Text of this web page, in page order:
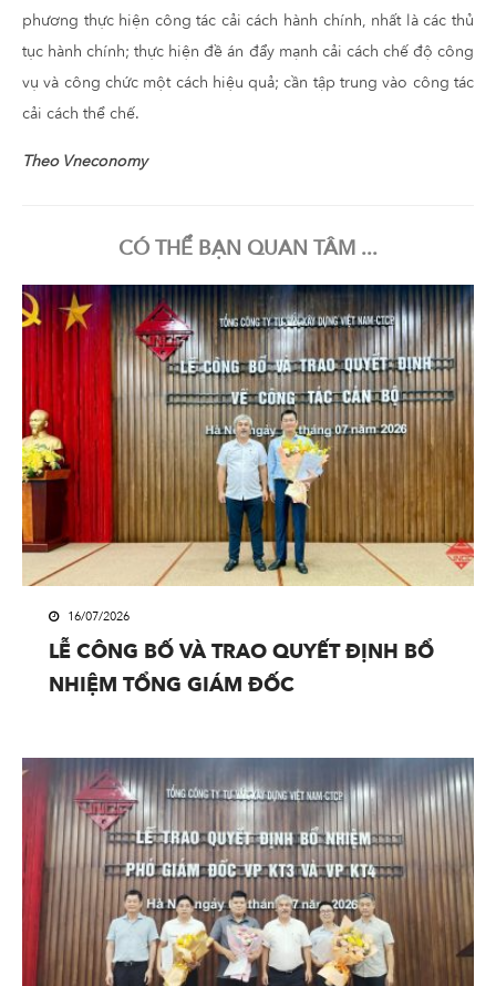
phương thực hiện công tác cải cách hành chính, nhất là các thủ
tục hành chính; thực hiện đề án đẩy mạnh cải cách chế độ công
vụ và công chức một cách hiệu quả; cần tập trung vào công tác
cải cách thể chế.
Theo Vneconomy
CÓ THỂ BẠN QUAN TÂM ...
16/07/2026
LỄ CÔNG BỐ VÀ TRAO QUYẾT ĐỊNH BỔ
NHIỆM TỔNG GIÁM ĐỐC